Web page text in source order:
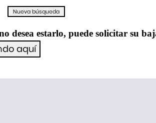
desea estarlo, puede solicitar su